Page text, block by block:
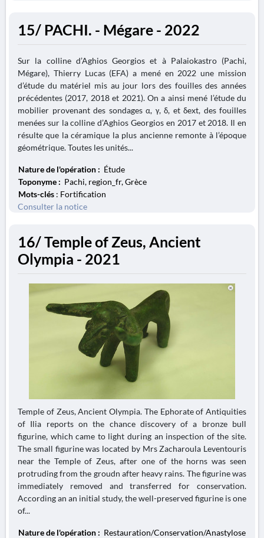
15/ PACHI. - Mégare - 2022
Sur la colline d’Aghios Georgios et à Palaiokastro (Pachi,
Mégare), Thierry Lucas (EFA) a mené en 2022 une mission
d’étude du matériel mis au jour lors des fouilles des années
précédentes (2017, 2018 et 2021). On a ainsi mené l’étude du
mobilier provenant des sondages α, γ, δ, et δext, des fouilles
menées sur la colline d’Aghios Georgios en 2017 et 2018. Il en
résulte que la céramique la plus ancienne remonte à l’époque
géométrique. Toutes les unités...
Nature de l'opération : Étude
Toponyme : Pachi, region_fr, Grèce
Mots-clés : Fortification
Consulter la notice
16/ Temple of Zeus, Ancient
Olympia - 2021
Temple of Zeus, Ancient Olympia. The Ephorate of Antiquities
of Ilia reports on the chance discovery of a bronze bull
figurine, which came to light during an inspection of the site.
The small figurine was located by Mrs Zacharoula Leventouris
near the Temple of Zeus, after one of the horns was seen
protruding from the groudn after heavy rains. The figurine was
immediately removed and transferred for conservation.
According an an initial study, the well-preserved figurine is one
of...
Nature de l'opération : Restauration/Conservation/Anastylose